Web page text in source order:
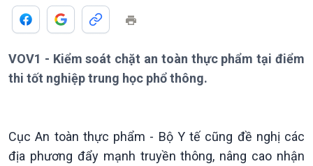
Thời sự 18h
Thời sự 21h30
Bản tin
VOV1 - Kiểm soát chặt an toàn thực phẩm tại điểm
thi tốt nghiệp trung học phổ thông.
Cục An toàn thực phẩm - Bộ Y tế cũng đề nghị các
địa phương đẩy mạnh truyền thông, nâng cao nhận